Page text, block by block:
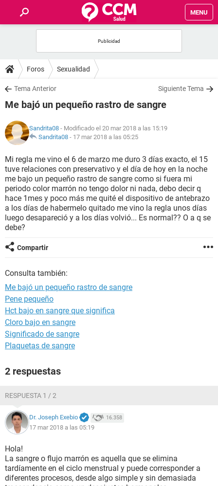
MENU
FOROS
SALUD
FAMILIA
NUTRICIÓN
BIENESTAR
SEXUALIDAD
GLOSARIO
Foros Sexualidad
Tema Anterior Siguiente Tema
Me bajó un pequeño rastro de sangre
Sandrita08 - Modificado el 20 mar 2018 a las 15:19
Sandrita08 - 17 mar 2018 a las 05:25
Mi regla me vino el 6 de marzo me duro 3 días exacto, el 15
tuve relaciones con preservativo y el día de hoy en la noche
me bajo un pequeño rastro de sangre como si fuera mi
periodo color marrón no tengo dolor ni nada, debo decir q
hace 1mes y poco más me quité el dispositivo de antebrazo
a los días de habermelo quitado me vino la regla unos días
luego desapareció y a los días volvió... Es normal?? O a q se
debe?
Compartir
Consulta también:
Me bajó un pequeño rastro de sangre
Pene pequeño
Hct bajo en sangre que significa
Cloro bajo en sangre
Significado de sangre
Plaquetas de sangre
2 respuestas
RESPUESTA 1 / 2
Dr. Joseph Exebio 16.358
17 mar 2018 a las 05:19
Hola!
La sangre o flujo marrón es aquella que se elimina
tardíamente en el ciclo menstrual y puede corresponder a
diferentes procesos, desde algo simple y sin demasiada